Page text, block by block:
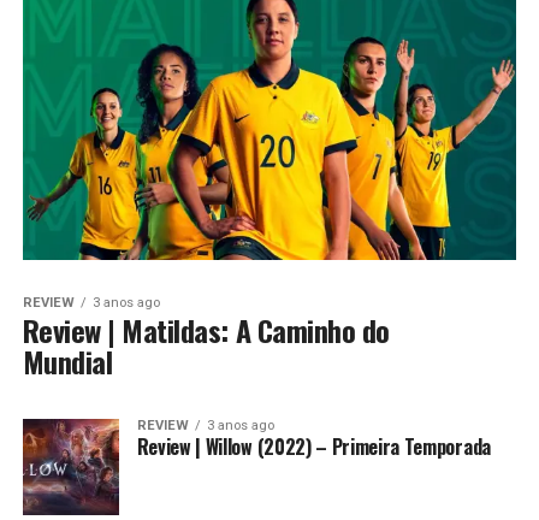
REVIEW 3 anos ago
Review | Matildas: A Caminho do
Mundial
REVIEW 3 anos ago
Review | Willow (2022) – Primeira Temporada